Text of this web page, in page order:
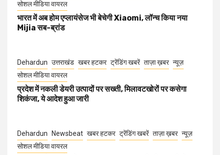
सोशल मीडिया वायरल
भारत में अब होम एप्लायंसेज भी बेचेगी Xiaomi, लॉन्च किया नया
Mijia सब-ब्रांड
Dehardun उत्तराखंड खबर हटकर ट्रेंडिंग खबरें ताज़ा ख़बर न्यूज़
सोशल मीडिया वायरल
प्रदेश में नकली डेयरी उत्पादों पर सख्ती, मिलावटखोरों पर कसेगा
शिकंजा, ये आदेश हुआ जारी
Dehardun Newsbeat खबर हटकर ट्रेंडिंग खबरें ताज़ा ख़बर न्यूज़
सोशल मीडिया वायरल